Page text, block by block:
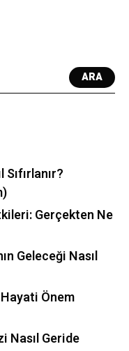
ARA
Gerçekten Ne
Geleceği Nasıl
Önem
Nasıl Geride